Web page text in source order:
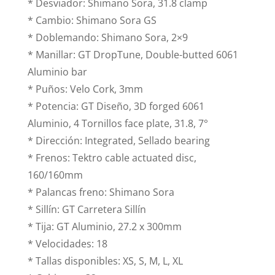
* Desviador: Shimano Sora, 31.8 clamp
* Cambio: Shimano Sora GS
* Doblemando: Shimano Sora, 2×9
* Manillar: GT DropTune, Double-butted 6061
Aluminio bar
* Puños: Velo Cork, 3mm
* Potencia: GT Diseño, 3D forged 6061
Aluminio, 4 Tornillos face plate, 31.8, 7°
* Dirección: Integrated, Sellado bearing
* Frenos: Tektro cable actuated disc,
160/160mm
* Palancas freno: Shimano Sora
* Sillín: GT Carretera Sillín
* Tija: GT Aluminio, 27.2 x 300mm
* Velocidades: 18
* Tallas disponibles: XS, S, M, L, XL